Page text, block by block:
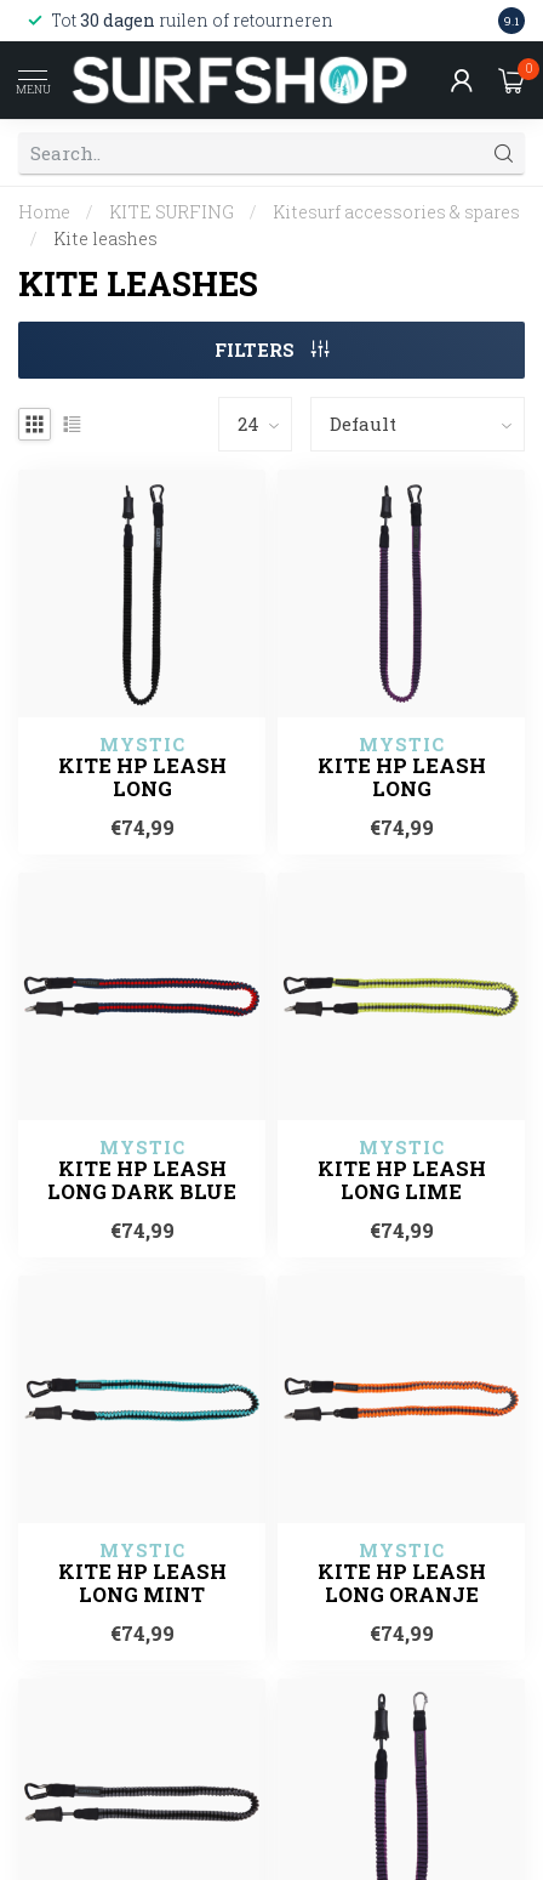
Tot30 dagen ruilen of retourneren 9.1
MENU
0
Home / KITE SURFING /
Kitesurf accessories & spares
/
Kite leashes
KITE LEASHES
FILTERS
MYSTIC
KITE HP LEASH
LONG
€74,99
MYSTIC
KITE HP LEASH
LONG
€74,99
MYSTIC
KITE HP LEASH
LONG DARK BLUE
€74,99
MYSTIC
KITE HP LEASH
LONG LIME
€74,99
MYSTIC
KITE HP LEASH
LONG MINT
€74,99
MYSTIC
KITE HP LEASH
LONG ORANJE
€74,99